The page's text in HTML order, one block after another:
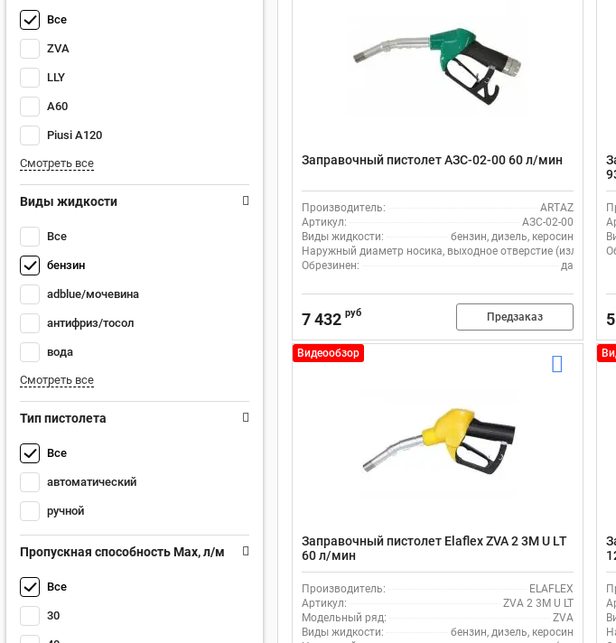
Все
ZVA
LLY
A60
Piusi А120
Смотреть все
Виды жидкости
Все
бензин
adblue/мочевина
антифриз/тосол
вода
Смотреть все
Тип пистолета
Все
автоматический
ручной
Пропускная способность Max, л/м
Все
30
Заправочный пистолет АЗС-02-00 60 л/мин
Производитель:
ARTAZ
Артикул:
АЗС-02-00
Виды жидкости:
бензин, дизель, керосин
Наружный диаметр носика, выходное отверстие (излив), мм:
Обрезинен:
да
7 432 руб Предзаказ
Видеообзор
Заправочный пистолет Elaflex ZVA 2 3M U LT
60 л/мин
Производитель:
ELAFLEX
Артикул:
ZVA 2 3M U LT
Модельный ряд:
ZVA
Виды жидкости:
бензин, дизель, керосин